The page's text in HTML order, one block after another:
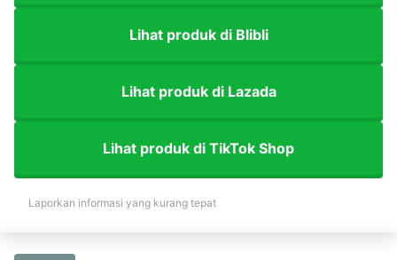
Lihat produk di Blibli
Lihat produk di Lazada
Lihat produk di TikTok Shop
Laporkan informasi yang kurang tepat